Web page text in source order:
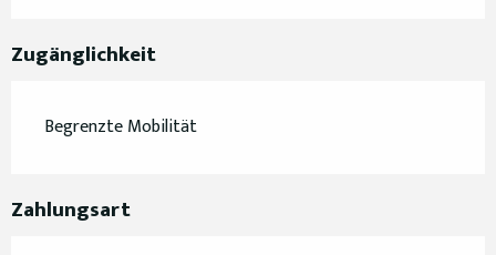
Zugänglichkeit
Begrenzte Mobilität
Zahlungsart